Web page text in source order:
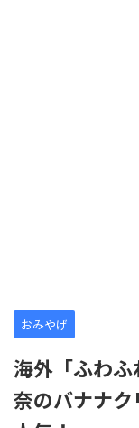
おみやげ
海外「ふわ
奈のバナナ